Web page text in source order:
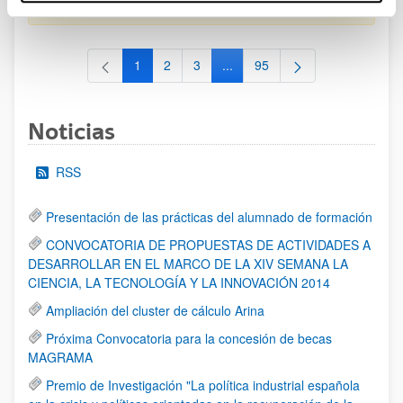
al 30/07/2026 (ambos incluídos)
Página
1 Página
2 Página
3 ...Páginas intermedias Use TAB
Página
95
Noticias
RSS
Presentación de las prácticas del alumnado de formación
CONVOCATORIA DE PROPUESTAS DE ACTIVIDADES A
DESARROLLAR EN EL MARCO DE LA XIV SEMANA LA
CIENCIA, LA TECNOLOGÍA Y LA INNOVACIÓN 2014
Ampliación del cluster de cálculo Arina
Próxima Convocatoria para la concesión de becas
MAGRAMA
Premio de Investigación "La política industrial española